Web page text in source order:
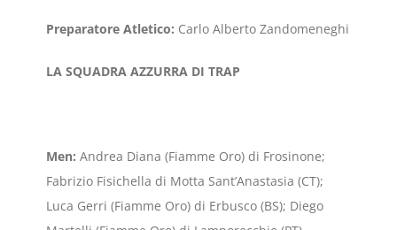
Preparatore Atletico: Carlo Alberto Zandomeneghi
LA SQUADRA AZZURRA DI TRAP
Men: Andrea Diana (Fiamme Oro) di Frosinone;
Fabrizio Fisichella di Motta Sant’Anastasia (CT);
Luca Gerri (Fiamme Oro) di Erbusco (BS); Diego